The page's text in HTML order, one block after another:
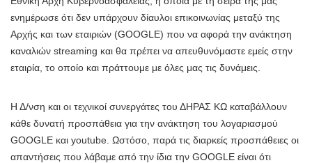
ενημέρωσε ότι δεν υπάρχουν δίαυλοι επικοινωνίας μεταξύ της
Αρχής και των εταιριών (GOOGLE) που να αφορά την ανάκτηση
καναλιών streaming και θα πρέπει να απευθυνόμαστε εμείς στην
εταιρία, το οποίο και πράττουμε με όλες μας τις δυνάμεις.
Η Δ/νση και οι τεχνικοί συνεργάτες του ΔΗΡΑΣ ΚΩ καταβάλλουν
κάθε δυνατή προσπάθεια για την ανάκτηση του λογαριασμού
GOOGLE και youtube. Ωστόσο, παρά τις διαρκείς προσπάθειες οι
απαντήσεις που λάβαμε από την ίδια την GOOGLE είναι ότι